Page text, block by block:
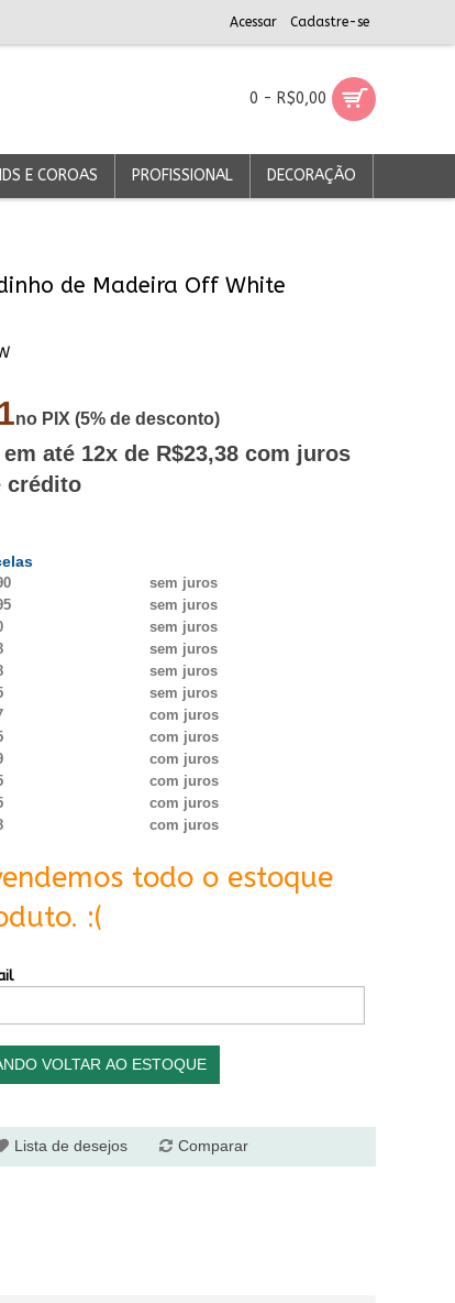
Acessar Cadastre-se
0 - R$0,00
E COROAS PROFISSIONAL DECORAÇÃO
de Madeira Off White
no PIX (5% de desconto)
em até 12x de R$23,38 com juros
crédito
sem juros
sem juros
sem juros
sem juros
sem juros
sem juros
com juros
com juros
com juros
com juros
com juros
com juros
todo o estoque
:(
VOLTAR AO ESTOQUE
Lista de desejos Comparar